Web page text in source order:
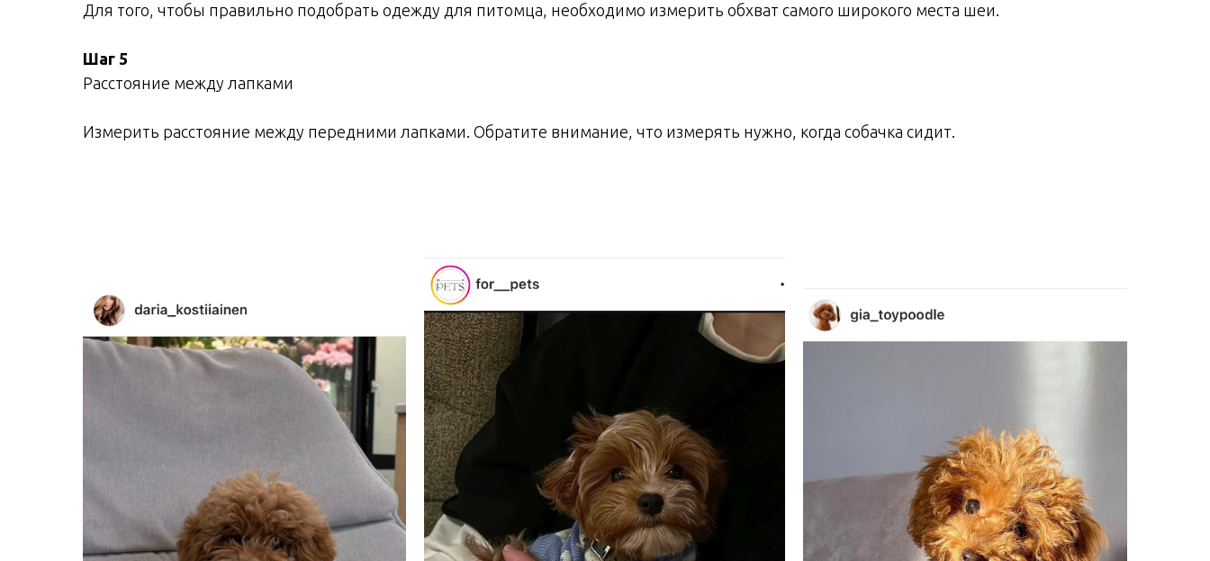
Для того, чтобы правильно подобрать одежду для питомца, необходимо измерить обхват самого широкого места шеи.
Шаг 5
Расстояние между лапками
Измерить расстояние между передними лапками. Обратите внимание, что измерять нужно, когда собачка сидит.